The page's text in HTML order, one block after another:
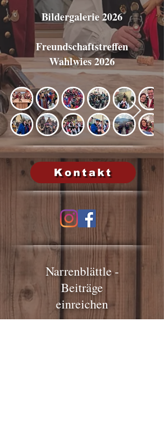
Bildergalerie 2026
Freundschaftstreffen
Wahlwies 2026
Kontakt
Narrenblättle -
Beiträge
einreichen